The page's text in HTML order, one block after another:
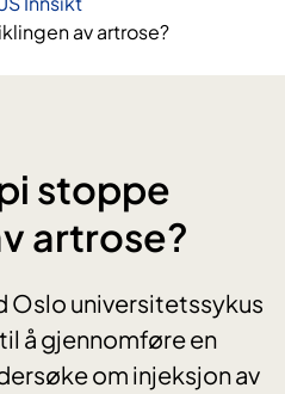
av artrose?
stoppe
artrose?
Oslo universitetssykus
å gjennomføre en
om injeksjon av